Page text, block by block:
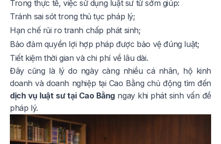
Trong thực tế, việc sử dụng luật sư từ sớm giúp:
Tránh sai sót trong thủ tục pháp lý;
Hạn chế rủi ro tranh chấp phát sinh;
Bảo đảm quyền lợi hợp pháp được bảo vệ đúng luật;
Tiết kiệm thời gian và chi phí về lâu dài.
Đây cũng là lý do ngày càng nhiều cá nhân, hộ kinh
doanh và doanh nghiệp tại Cao Bằng chủ động tìm đến
dịch vụ luật sư tại Cao Bằng ngay khi phát sinh vấn đề
pháp lý.